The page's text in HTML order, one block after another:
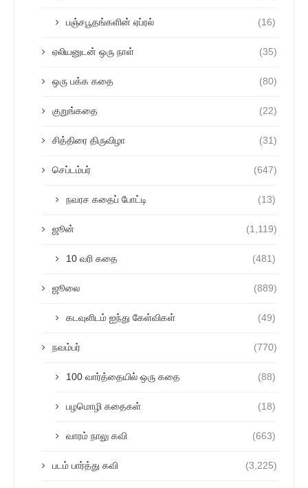
பஞ்சபூதங்களின் ஏப்ரல் (16)
ஏலியனுடன் ஒரு நாள் (35)
ஒரு பக்க கதை (80)
குறுங்கதை (22)
சித்திரை திருவிழா (31)
செப்டம்பர் (647)
நவரச கதைப் போட்டி (13)
ஜூன் (1,119)
10 வரி கதை (481)
ஜூலை (889)
கடவுளிடம் ஐந்து கேள்விகள் (49)
நவம்பர் (770)
100 வார்த்தையில் ஒரு கதை (88)
பழமொழி கதைகள் (18)
வாரம் நாலு கவி (663)
படம் பார்த்து கவி (3,225)